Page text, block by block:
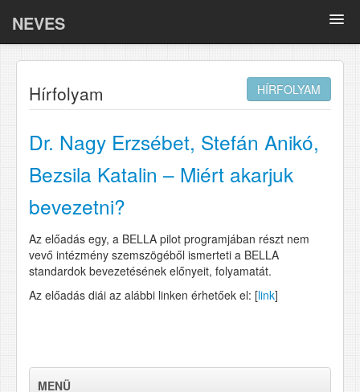
NEVES
Oki kutatások
COVID-19
Tematikus anyagok
Adatlapok
GY.I.K.
HÍRFOLYAM
Hírfolyam
Dr. Nagy Erzsébet, Stefán Anikó,
Bezsila Katalin – Miért akarjuk
bevezetni?
Az előadás egy, a BELLA pilot programjában részt nem
vevő intézmény szemszögéből ismerteti a BELLA
standardok bevezetésének előnyeit, folyamatát.
Az előadás diái az alábbi linken érhetőek el: [link]
MENÜ